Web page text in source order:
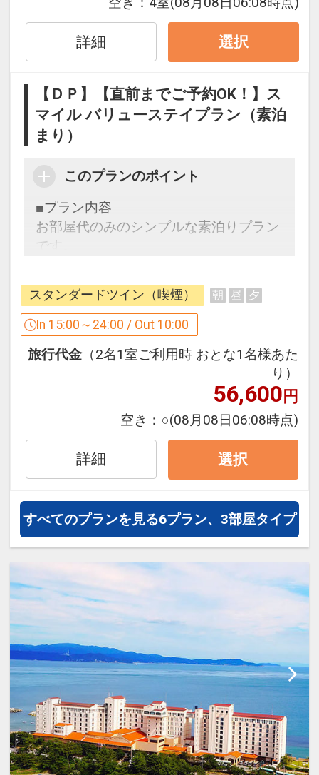
■ アクセス至便・快適ステイ ■
￣￣￣V￣￣￣￣￣￣￣￣￣￣
・JR徳島駅より徒歩約5分
ムジンバス：徳島駅前～空港 約30分）
・徳島自動車道「徳島IC」より約15分
・徒歩5分圏内にコンビニ3店舗有り。
場／アミコラインパーク
1000円
18：00～翌9：00まで停めっぱなし500
円
・ランドリーサービス（定休日：日曜／
祝日）…午前10時迄にフロントにお持ち
下さい
・コインランドリー（洗濯機、乾燥機各
2台）…洗濯300円、乾燥（20分）100円
・自動販売機（アルコール・ソフトドリ
・ズボンプレッサー…フロントにて無料
で貸出（先着順）
・はこらいふ図書館…アミコビルに同居
する図書館をご利用頂けます。（図書レ
ンタルサービスは先着順）
（休館日：第1火曜日 ※祝日の場合は第
2火曜日／元日／長期図書整理期間 （毎
年10日間以内））
・緊急時を想定したAEDを設置。
【観光情報】
・阿波踊り会館：徒歩約10分
・眉山：阿波踊り会館よりロープウェイ
で約6分
・徳島城公園：徒歩約15分
・大塚国際美術館：車で約35分
・鳴門のうず潮・徳島県立渦の道：車で
約40分
詳細 選択
【ＤＰ】【直前までご予約OK！】ス
マイル バリューステイプラン（素泊
まり）
このプランのポイント
■プラン内容
お部屋代のみのシンプルな素泊りプラン
です。
ＪＲ徳島駅より徒歩5分、ビジネスのお
客様はもちろん観光の拠点にも最適で
す。
観光・ビジネスに絶好のロケーション。
快適な徳島への旅を是非お手伝いさせて
■ アクセス至便・快適ステイ ■
￣￣￣V￣￣￣￣￣￣￣￣￣￣
・JR徳島駅より徒歩約5分
ムジンバス：徳島駅前～空港 約30分）
・徳島自動車道「徳島IC」より約15分
・契約駐車場2ヶ所…徳島駅前西地下駐車
場／アミコラインパーク
（15：00～翌10：00まで停めっぱなし
1000円
18：00～翌9：00まで停めっぱなし500
円
時間外料金 1時間300円）
・ランドリーサービス（定休日：日曜／
祝日）…午前10時迄にフロントにお持ち
下さい
・コインランドリー（洗濯機、乾燥機各
スタンダードツイン（喫煙） 朝 昼 夕
In 15:00～24:00 / Out 10:00
旅行代金 （2名1室ご利用時 おとな1名様あた
り）
56,600円
空き： ○(08月08日06:08時点)
詳細 選択
すべてのプランを見る6プラン、3部屋タイプ